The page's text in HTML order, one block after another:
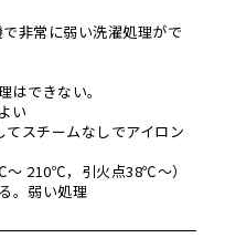
非常に弱い洗濯処理がで
できない。
い
スチームなしでアイロン
～ 210℃，引火点38℃～）
きる。弱い処理